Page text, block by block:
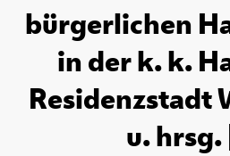
bürgerlichen
in der k. k.
Residenzstadt
u.